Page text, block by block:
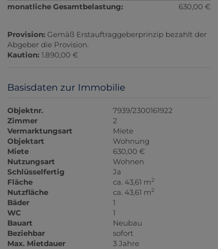
monatliche Gesamtbelastung:
630,00 €
Provision: Gemäß Erstauftraggeberprinzip bezahlt der
Abgeber die Provision.
Kaution: 1.890,00 €
Basisdaten zur Immobilie
Objektnr.
7939/2300161922
Zimmer
2
Vermarktungsart
Miete
Objektart
Wohnung
Miete
630,00 €
Nutzungsart
Wohnen
Schlüsselfertig
Ja
Fläche
ca. 43,61 m2
Nutzfläche ca. 43,61 m2
Bäder
1
WC
1
Bauart
Neubau
Beziehbar
sofort
Max. Mietdauer
3 Jahre